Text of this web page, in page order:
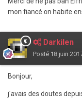
mon fiancé on habite
Darkilen
Posté 18 juin
Bonjour,
j'avais des doutes